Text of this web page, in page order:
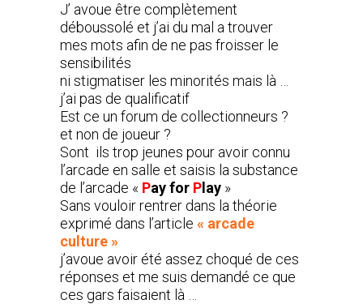
J’ avoue être complètement
déboussolé et j’ai du mal a trouver
mes mots afin de ne pas froisser le
sensibilités
ni stigmatiser les minorités mais là …
j’ai pas de qualificatif
Est ce un forum de collectionneurs ?
et non de joueur ?
Sont ils trop jeunes pour avoir connu
l’arcade en salle et saisis la substance
de l’arcade « Pay for P lay »
Sans vouloir rentrer dans la théorie
exprimé dans l’article « arcade
culture »
j’avoue avoir été assez choqué de ces
réponses et me suis demandé ce que
ces gars faisaient là …